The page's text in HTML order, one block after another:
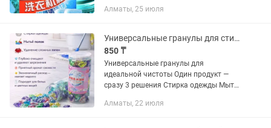
известковых отложений на внутренней
Алматы, 25 июля
Универсальные гранулы для стирки и уборки
850 ₸
Универсальные гранулы для
идеальной чистоты Один продукт —
сразу 3 решения Стирка одежды Мытьё
Глубоко очищают и удаляют
Алматы, 22 июля